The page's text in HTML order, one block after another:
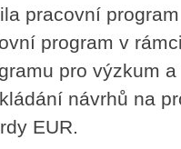
pracovní program
program v
pro výzkum
návrhů na
EUR.